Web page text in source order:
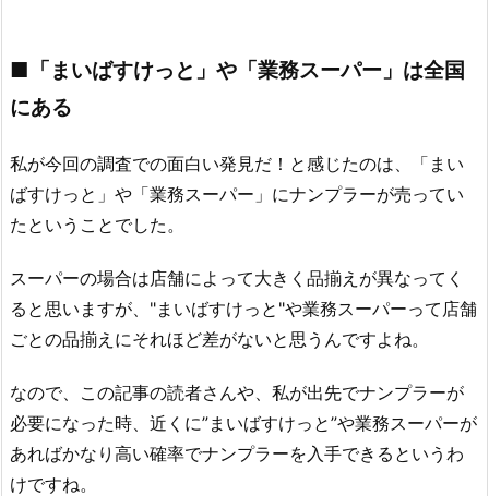
■「まいばすけっと」や「業務スーパー」は全国
にある
私が今回の調査での面白い発見だ！と感じたのは、「まい
ばすけっと」や「業務スーパー」にナンプラーが売ってい
たということでした。
スーパーの場合は店舗によって大きく品揃えが異なってく
ると思いますが、"まいばすけっと"や業務スーパーって店舗
ごとの品揃えにそれほど差がないと思うんですよね。
なので、この記事の読者さんや、私が出先でナンプラーが
必要になった時、近くに”まいばすけっと”や業務スーパーが
あればかなり高い確率でナンプラーを入手できるというわ
けですね。